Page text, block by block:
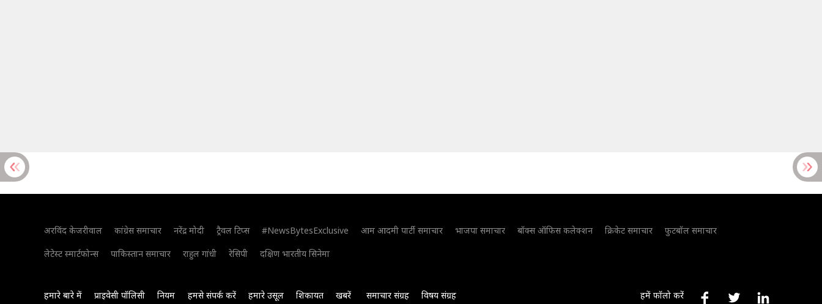
अरविंद केजरीवाल कांग्रेस समाचार नरेंद्र मोदी ट्रैवल टिप्स #NewsBytesExclusive आम आदमी पार्टी समाचार भाजपा समाचार बॉक्स ऑफिस कलेक्शन क्रिकेट समाचार
फुटबॉल समाचार
लेटेस्ट स्मार्टफोन्स
पाकिस्तान समाचार राहुल गांधी रेसिपी दक्षिण भारतीय सिनेमा
हमारे बारे में प्राइवेसी पॉलिसी नियम हमसे संपर्क करें हमारे उसूल शिकायत खबरें समाचार संग्रह विषय संग्रह हमें फॉलो करें